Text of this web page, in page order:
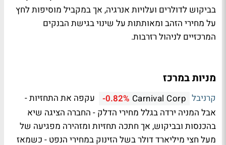
בביקוש לדולרים ועלויות אנרגיה, אך במקביל מוסיפות לחץ
על מחירי הזהב ומאותתות על שינוי בגישת הבנקים
המרכזיים לניהול רזרבות.
מניות במרכז
קרניבל Carnival Corp
-0.82%
עקפה את התחזיות -
אבל המניה ירדה בגלל מחירי הדלק - החברה הציגה שיא
בהכנסות ובביקוש, אך חתכה תחזיות ומזהירה מפגיעה של
מעל חצי מיליארד דולר בשל הזינוק במחירי הנפט - כשמאז